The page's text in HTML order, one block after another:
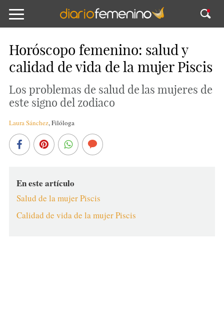
Horóscopo femenino: salud y
calidad de vida de la mujer Piscis
Los problemas de salud de las mujeres de
este signo del zodiaco
Laura Sánchez,Filóloga
En este artículo
Salud de la mujer Piscis
Calidad de vida de la mujer Piscis